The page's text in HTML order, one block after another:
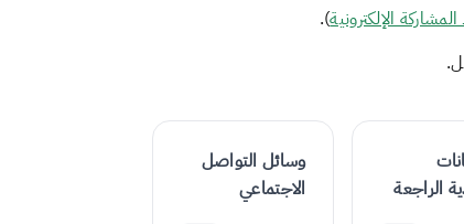
الإلكترونية).
الراجعة
وسائل التواصل
الاجتماعي